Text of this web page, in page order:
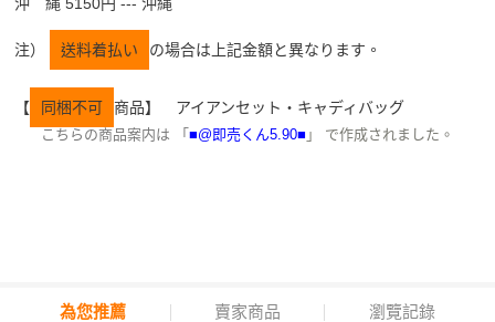
注） 送料着払い の場合は上記金額と異なります。
【 同梱不可 商品】 アイアンセット・キャディバッグ
こちらの商品案内は 「 ■@即売くん5.90■ 」 で作成されました。
為您推薦 賣家商品 瀏覽記錄